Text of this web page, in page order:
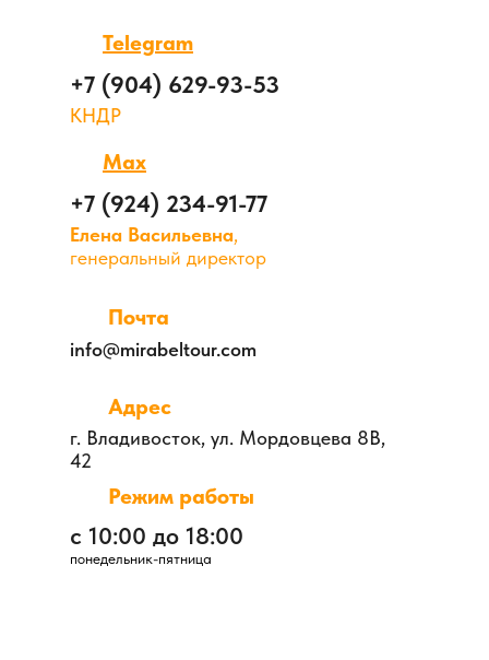
Telegram
+7 (904) 629-93-53
КНДР
Почта
Адрес
Режим работы
+7 (924) 234-91-77
info@mirabeltour.com
г. Владивосток, ул. Мордовцева 8В,
42
Елена Васильевна,
генеральный директор
с 10:00 до 18:00
понедельник-пятница
Max